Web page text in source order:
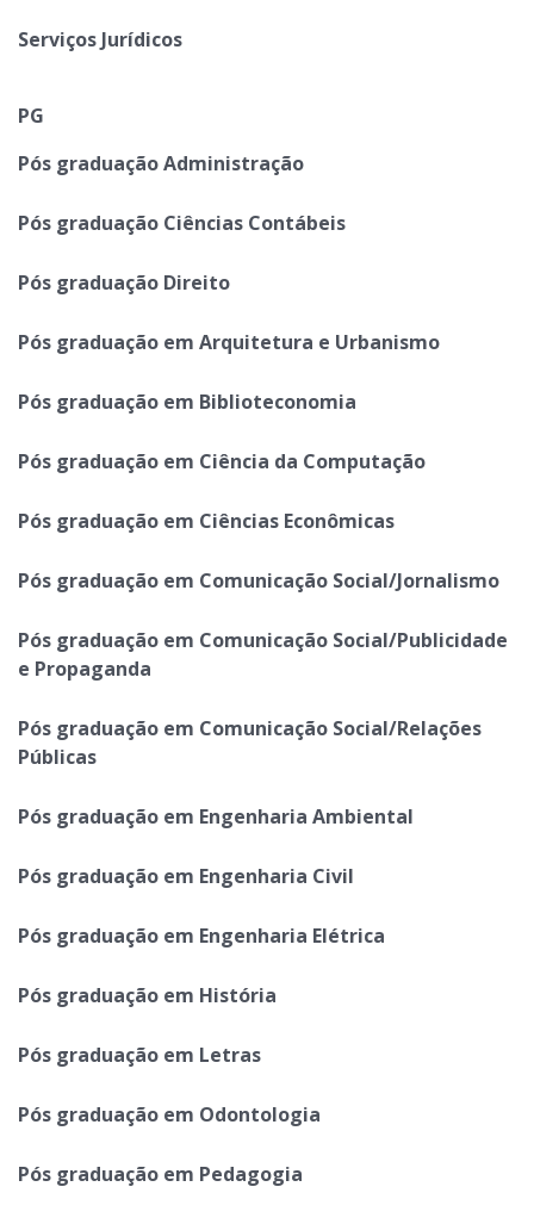
Serviços Jurídicos
PG
Pós graduação Administração
Pós graduação Ciências Contábeis
Pós graduação Direito
Pós graduação em Arquitetura e Urbanismo
Pós graduação em Biblioteconomia
Pós graduação em Ciência da Computação
Pós graduação em Ciências Econômicas
Pós graduação em Comunicação Social/Jornalismo
Pós graduação em Comunicação Social/Publicidade
e Propaganda
Pós graduação em Comunicação Social/Relações
Públicas
Pós graduação em Engenharia Ambiental
Pós graduação em Engenharia Civil
Pós graduação em Engenharia Elétrica
Pós graduação em História
Pós graduação em Letras
Pós graduação em Odontologia
Pós graduação em Pedagogia